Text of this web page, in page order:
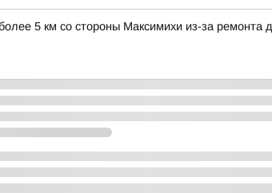
5 км со стороны Максимихи из-за ремонта